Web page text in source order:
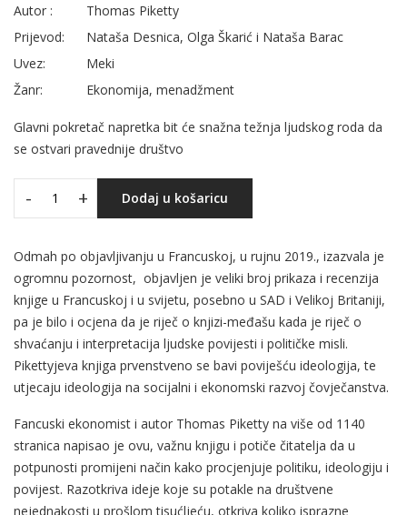
Autor :
Thomas Piketty
Prijevod:
Nataša Desnica, Olga Škarić i Nataša Barac
Uvez:
Meki
Žanr:
Ekonomija, menadžment
Glavni pokretač napretka bit će snažna težnja ljudskog roda da
se ostvari pravednije društvo
- + Dodaj u košaricu
Odmah po objavljivanju u Francuskoj, u rujnu 2019., izazvala je
ogromnu pozornost, objavljen je veliki broj prikaza i recenzija
knjige u Francuskoj i u svijetu, posebno u SAD i Velikoj Britaniji,
pa je bilo i ocjena da je riječ o knjizi-međašu kada je riječ o
shvaćanju i interpretacija ljudske povijesti i političke misli.
Pikettyjeva knjiga prvenstveno se bavi poviješću ideologija, te
utjecaju ideologija na socijalni i ekonomski razvoj čovječanstva.
Fancuski ekonomist i autor Thomas Piketty na više od 1140
stranica napisao je ovu, važnu knjigu i potiče čitatelja da u
potpunosti promijeni način kako procjenjuje politiku, ideologiju i
povijest. Razotkriva ideje koje su potakle na društvene
nejednakosti u prošlom tisućljeću, otkriva koliko isprazne